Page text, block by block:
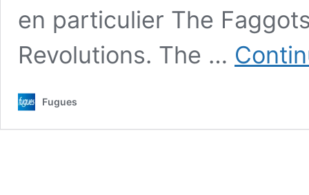
en particulier The
Revolutions. The …
Fugues